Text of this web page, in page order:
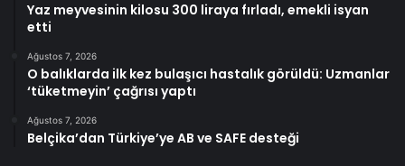
Yaz meyvesinin kilosu 300 liraya fırladı, emekli isyan
etti
Ağustos 7, 2026
O balıklarda ilk kez bulaşıcı hastalık görüldü: Uzmanlar
‘tüketmeyin’ çağrısı yaptı
Ağustos 7, 2026
Belçika’dan Türkiye’ye AB ve SAFE desteği